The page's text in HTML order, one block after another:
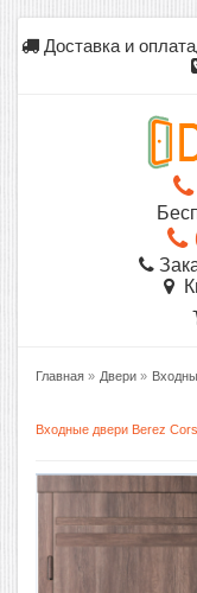
Доставка и оплата
Главная » Двери »
Входные двери Berez